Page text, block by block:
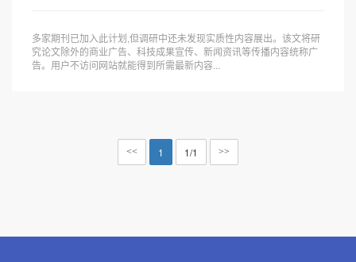
多家期刊已加入此计划,但调研中还未发现实质性内容展出。该文将研
究论文除外的商业广告、科技成果宣传、新闻资讯等传播内容统称广
告。用户不访问网站就能得到所需最新内容...
<< 1 1/1 >>